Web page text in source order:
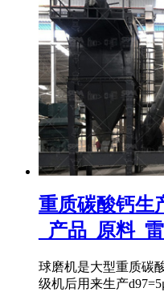
重质碳酸钙生
_产品_原料_
球磨机是大型重质碳
级机后用来生产